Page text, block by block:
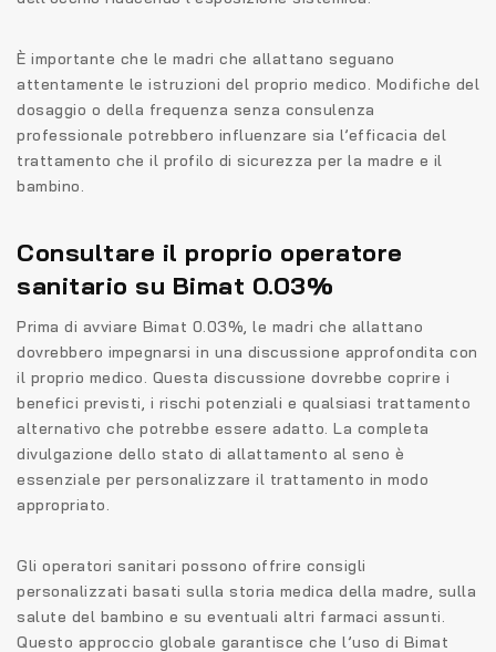
È importante che le madri che allattano seguano
attentamente le istruzioni del proprio medico. Modifiche del
dosaggio o della frequenza senza consulenza
professionale potrebbero influenzare sia l’efficacia del
trattamento che il profilo di sicurezza per la madre e il
bambino.
Consultare il proprio operatore
sanitario su Bimat 0.03%
Prima di avviare Bimat 0.03%, le madri che allattano
dovrebbero impegnarsi in una discussione approfondita con
il proprio medico. Questa discussione dovrebbe coprire i
benefici previsti, i rischi potenziali e qualsiasi trattamento
alternativo che potrebbe essere adatto. La completa
divulgazione dello stato di allattamento al seno è
essenziale per personalizzare il trattamento in modo
appropriato.
Gli operatori sanitari possono offrire consigli
personalizzati basati sulla storia medica della madre, sulla
salute del bambino e su eventuali altri farmaci assunti.
Questo approccio globale garantisce che l’uso di Bimat